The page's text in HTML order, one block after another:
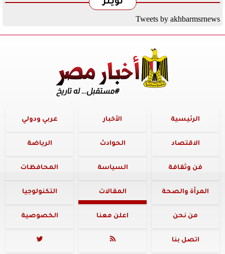
تويتر
Tweets by akhbarmsrnews
الرئيسية الأخبار عربي ودولي
الاقتصاد الحوادث الرياضة
فن وثقافة السياسة المحافظات
المرأة والصحة المقالات التكنولوجيا
من نحن اعلن معنا الخصوصية
اتصل بنا 
